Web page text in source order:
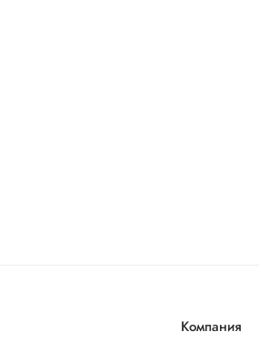
Компания